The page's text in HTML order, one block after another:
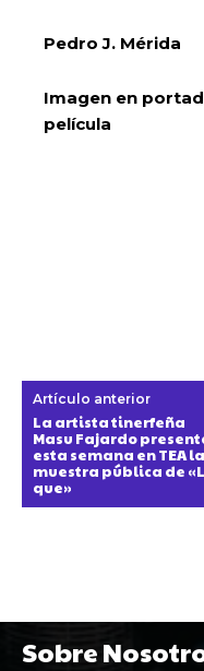
Pedro J. Mérida
Imagen en
película
Artículo anterior
La artista tinerfeña
Masu Fajardo
esta semana en TEA la
muestra pública de
que»
Sobre